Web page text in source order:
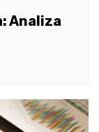
Analiza